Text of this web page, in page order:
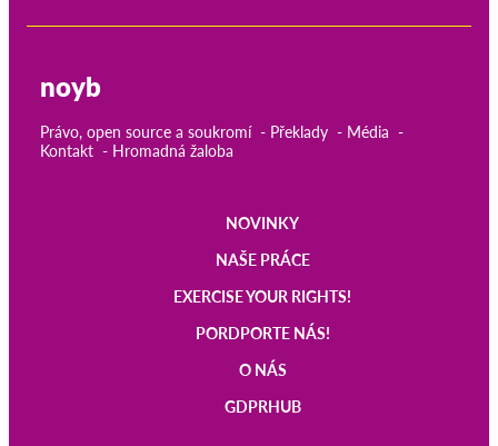
noyb
Právo, open source a soukromí Překlady
Média
Kontakt
Hromadná žaloba
NOVINKY
NAŠE PRÁCE
EXERCISE YOUR RIGHTS!
PORDPORTE NÁS!
O NÁS
GDPRHUB